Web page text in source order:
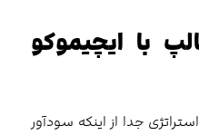
با ایچیموکو
جدا از اینکه سودآور